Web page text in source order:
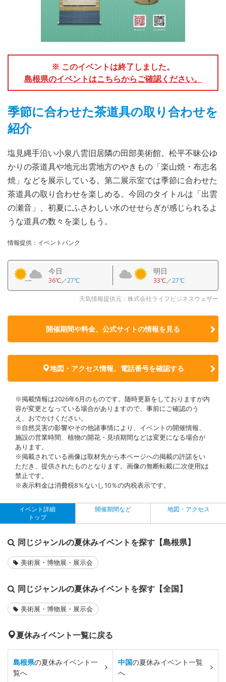
※ このイベントは終了しました。
島根県のイベントはこちらからご確認ください。
季節に合わせた茶道具の取り合わせを
紹介
塩見縄手沿い小泉八雲旧居隣の田部美術館。松平不昧公ゆ
かりの茶道具や地元出雲地方のやきもの「楽山焼・布志名
焼」などを展示している。第二展示室では季節に合わせた
茶道具の取り合わせを楽しめる。今回のタイトルは「出雲
の瀬音」、初夏にふさわしい水のせせらぎが感じられるよ
うな道具の数々を楽しもう。
情報提供：イベントバンク
今日
36℃／27℃
明日
33℃／27℃
天気情報提供元：株式会社ライフビジネスウェザー
開催期間や料金、公式サイトの情報を見る
地図・アクセス情報、電話番号を確認する
※掲載情報は2026年6月のものです。随時更新をしておりますが内
容が変更となっている場合がありますので、事前にご確認のう
え、おでかけください。
※自然災害の影響やその他諸事情により、イベントの開催情報、
施設の営業時間、植物の開花・見頃期間などは変更になる場合が
あります。
※掲載されている画像は取材先から本ページへの掲載の許諾をい
ただき、提供されたものとなります。画像の無断転載(二次使用)は
禁止です。
※表示料金は消費税8％ないし10％の内税表示です。
イベント詳細
トップ
開催期間など 地図・アクセス
同じジャンルの夏休みイベントを探す【島根県】
美術展・博物展・展示会
同じジャンルの夏休みイベントを探す【全国】
美術展・博物展・展示会
夏休みイベント一覧に戻る
島根県の夏休みイベント一
覧へ
中国の夏休みイベント一覧
へ